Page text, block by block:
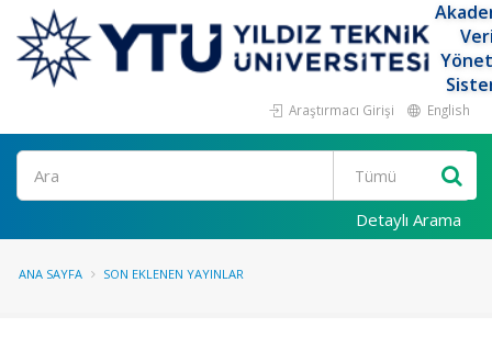
Araştırmacı Girişi English
Ara
Detaylı Arama
ANA SAYFA SON EKLENEN YAYINLAR